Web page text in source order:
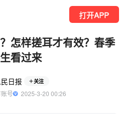
打开APP
怎样搓耳才有效？春季
看过来
日报 关注
号
  2025-3-20 00:26